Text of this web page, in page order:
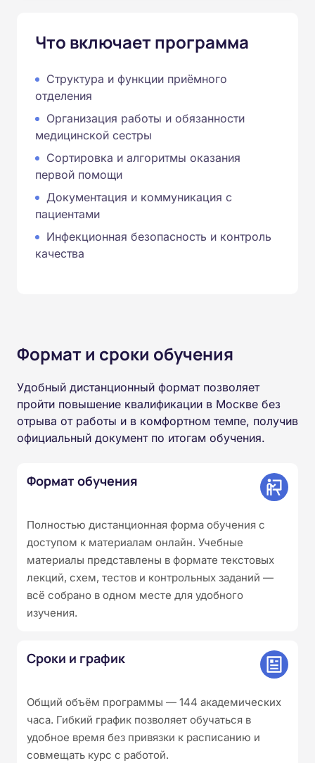
Что включает программа
Структура и функции приёмного
отделения
Организация работы и обязанности
медицинской сестры
Сортировка и алгоритмы оказания
первой помощи
Документация и коммуникация с
пациентами
Инфекционная безопасность и контроль
качества
Формат и сроки обучения
Удобный дистанционный формат позволяет
пройти повышение квалификации в Москве без
отрыва от работы и в комфортном темпе, получив
официальный документ по итогам обучения.
Формат обучения
Полностью дистанционная форма обучения с
доступом к материалам онлайн. Учебные
материалы представлены в формате текстовых
лекций, схем, тестов и контрольных заданий —
всё собрано в одном месте для удобного
изучения.
Сроки и график
Общий объём программы — 144 академических
часа. Гибкий график позволяет обучаться в
удобное время без привязки к расписанию и
совмещать курс с работой.